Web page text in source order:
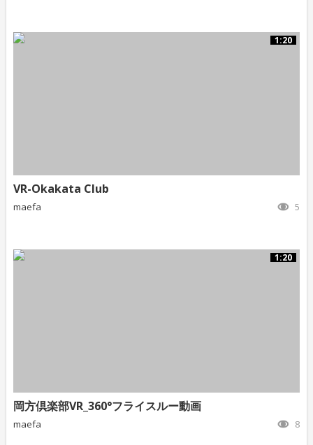
1:20
VR-Okakata Club
maefa 5
1:20
岡方倶楽部VR_360°フライスルー動画
maefa 8